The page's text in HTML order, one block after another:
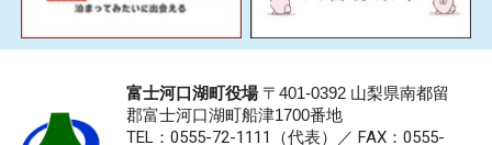
富士河口湖町役場〒401-0392 山梨県南都留
郡富士河口湖町船津1700番地
TEL：0555-72-1111 （代表）／ FAX：0555-